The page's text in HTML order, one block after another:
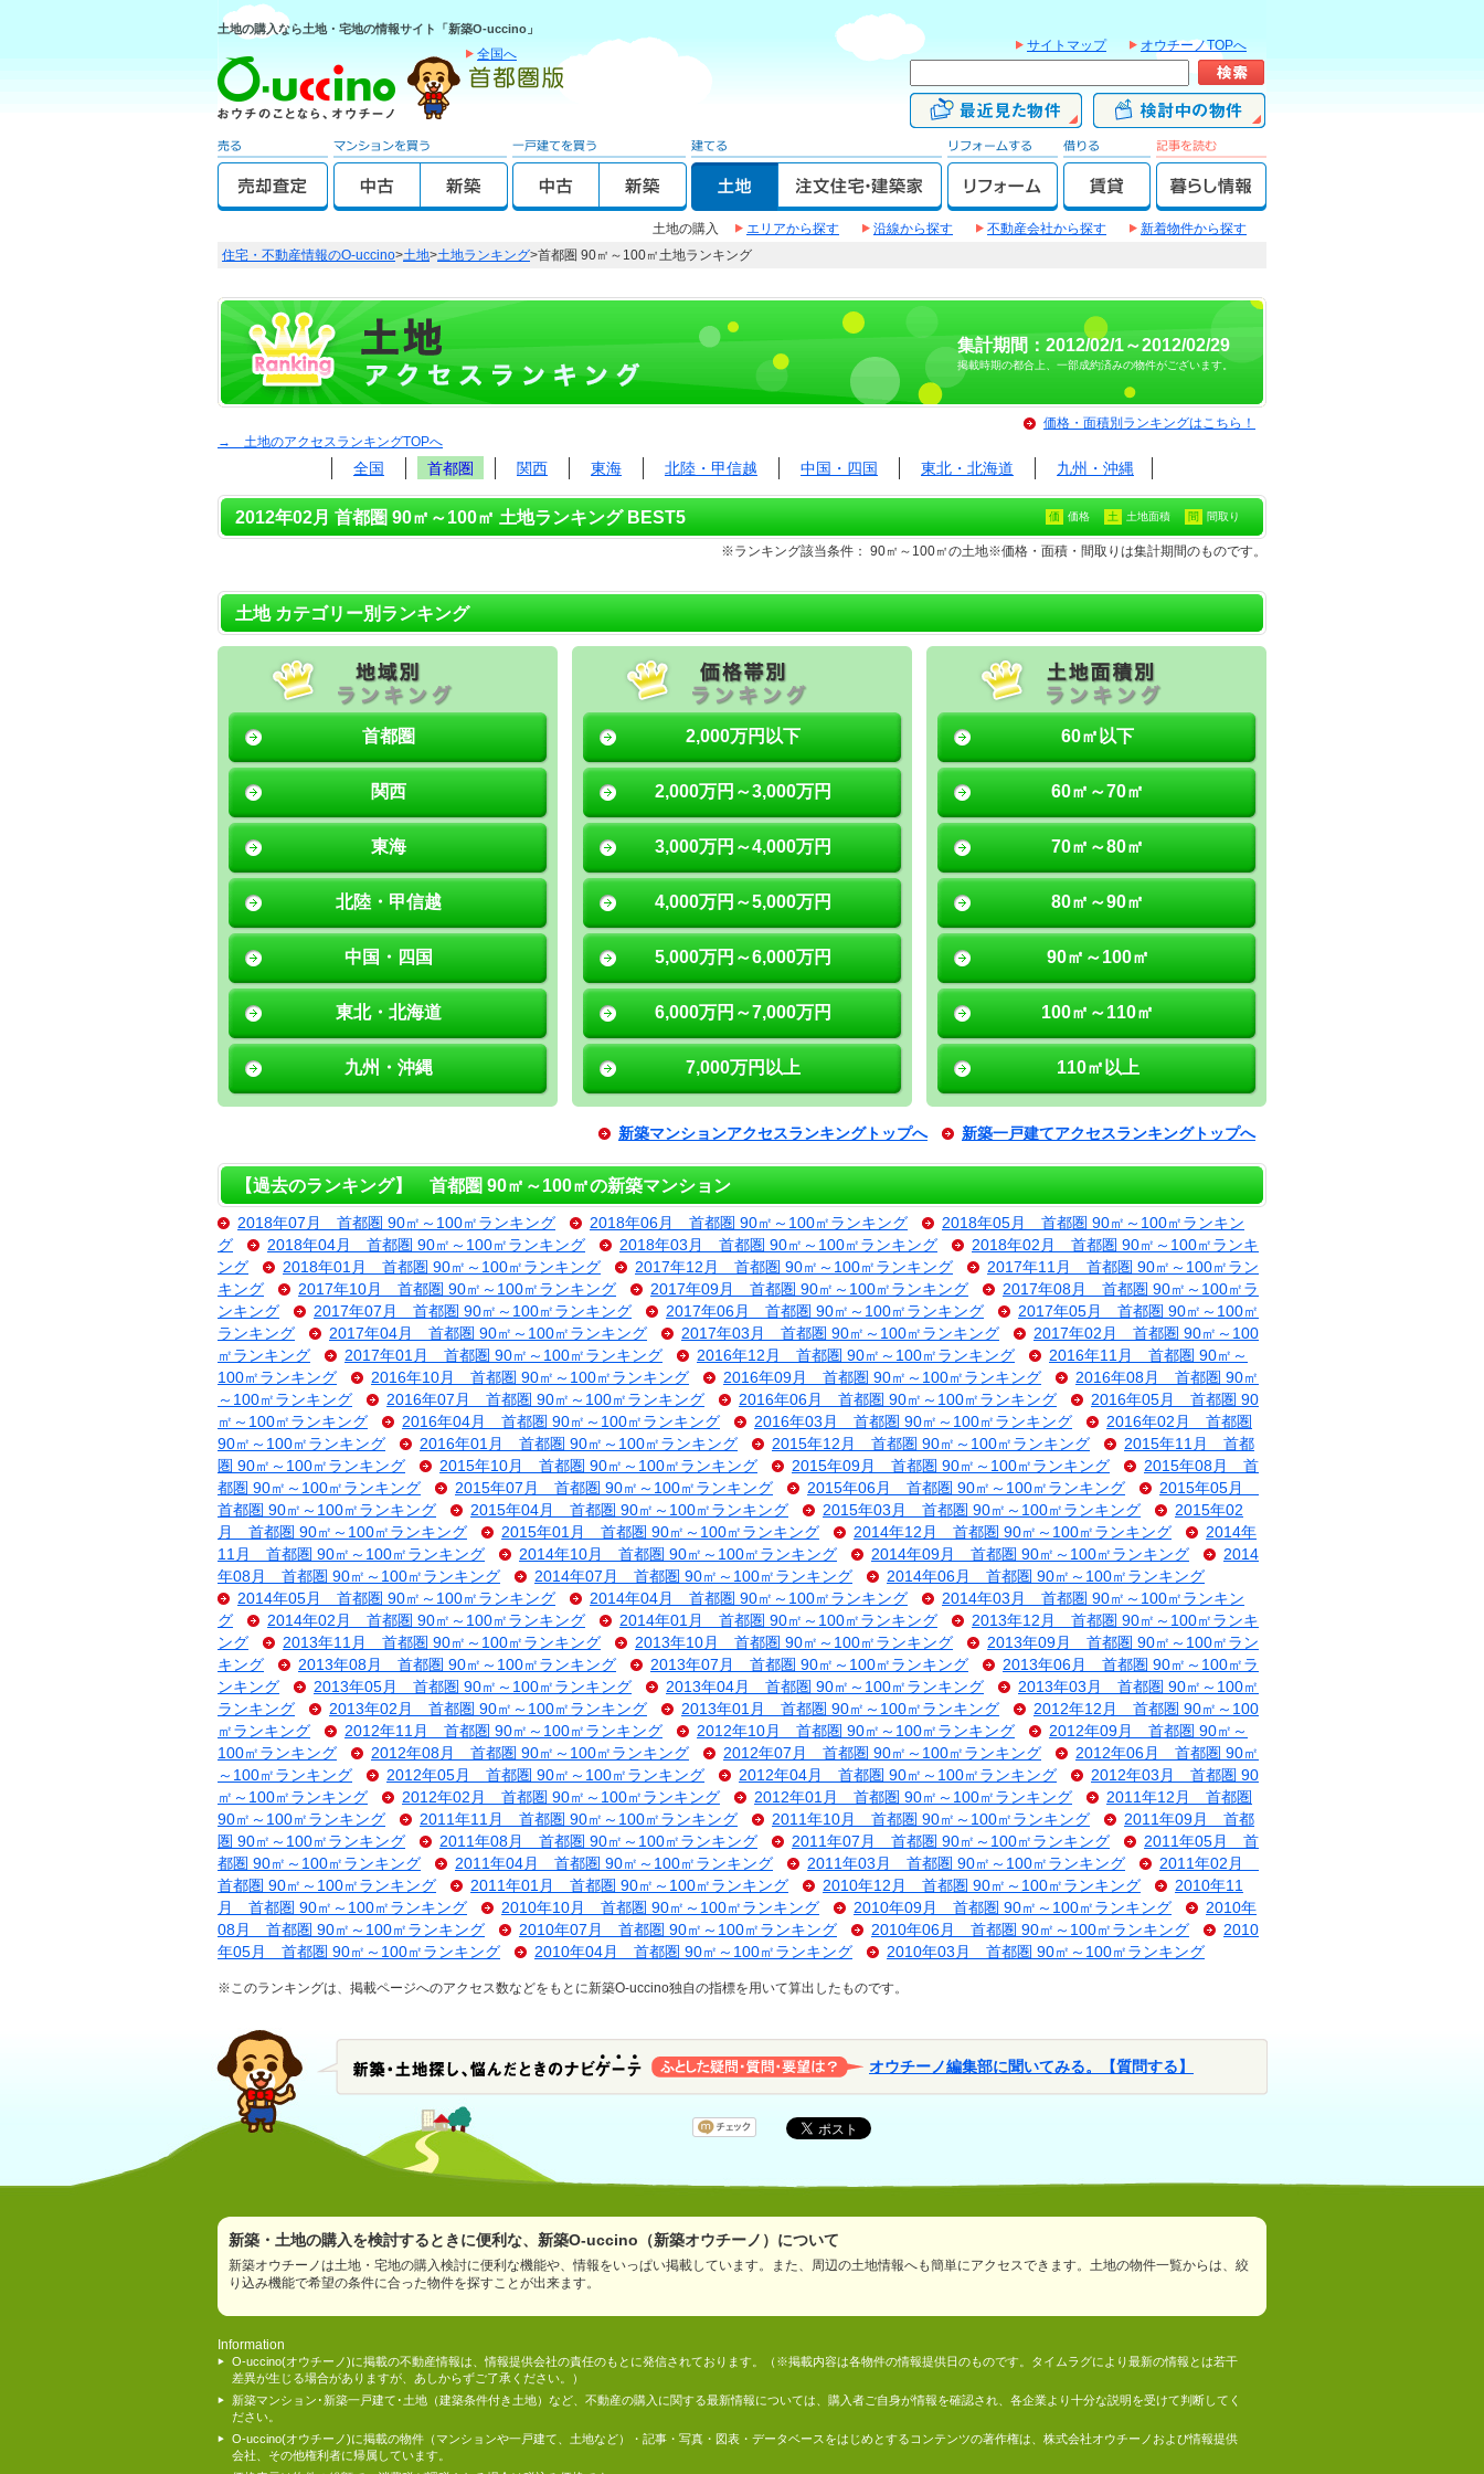
土地の購入なら土地・宅地の情報サイト「新築O-uccino」
全国へ
サイトマップ オウチーノTOPへ
土地の購入 エリアから探す 沿線から探す 不動産会社から探す
新着物件から探す
住宅・不動産情報のO-uccino>土地>土地ランキング>首都圏 90㎡～100㎡土地ランキング
集計期間：2012/02/1～2012/02/29
掲載時期の都合上、一部成約済みの物件がございます。
価格・面積別ランキングはこちら！
→ 土地のアクセスランキングTOPへ
全国 首都圏 関西 東海 北陸・甲信越 中国・四国 東北・北海道 九州・沖縄
2012年02月 首都圏 90㎡～100㎡ 土地ランキング BEST5 価 価格 土 土地面積 間 間取り
※ランキング該当条件： 90㎡～100㎡の土地※価格・面積・間取りは集計期間のものです。
土地 カテゴリー別ランキング
首都圏
関西
東海
北陸・甲信越
中国・四国
東北・北海道
九州・沖縄
2,000万円以下
2,000万円～3,000万円
3,000万円～4,000万円
4,000万円～5,000万円
5,000万円～6,000万円
6,000万円～7,000万円
7,000万円以上
60㎡以下
60㎡～70㎡
70㎡～80㎡
80㎡～90㎡
90㎡～100㎡
100㎡～110㎡
110㎡以上
新築マンションアクセスランキングトップへ 新築一戸建てアクセスランキングトップへ
【過去のランキング】 首都圏 90㎡～100㎡の新築マンション
2018年07月 首都圏 90㎡～100㎡ランキング 2018年06月 首都圏 90㎡～100㎡ランキング
2018年05月 首都圏 90㎡～100㎡ランキン
グ
2018年04月 首都圏 90㎡～100㎡ランキング 2018年03月 首都圏 90㎡～100㎡ランキング
2018年02月 首都圏 90㎡～100㎡ランキ
ング
2018年01月 首都圏 90㎡～100㎡ランキング 2017年12月 首都圏 90㎡～100㎡ランキング
2017年11月 首都圏 90㎡～100㎡ラン
キング
2017年10月 首都圏 90㎡～100㎡ランキング 2017年09月 首都圏 90㎡～100㎡ランキング
2017年08月 首都圏 90㎡～100㎡ラ
ンキング
2017年07月 首都圏 90㎡～100㎡ランキング 2017年06月 首都圏 90㎡～100㎡ランキング
2017年05月 首都圏 90㎡～100㎡
ランキング
2017年04月 首都圏 90㎡～100㎡ランキング 2017年03月 首都圏 90㎡～100㎡ランキング
2017年02月 首都圏 90㎡～100
㎡ランキング
2017年01月 首都圏 90㎡～100㎡ランキング 2016年12月 首都圏 90㎡～100㎡ランキング
2016年11月 首都圏 90㎡～
100㎡ランキング
2016年10月 首都圏 90㎡～100㎡ランキング 2016年09月 首都圏 90㎡～100㎡ランキング
2016年08月 首都圏 90㎡
～100㎡ランキング
2016年07月 首都圏 90㎡～100㎡ランキング 2016年06月 首都圏 90㎡～100㎡ランキング
2016年05月 首都圏 90
㎡～100㎡ランキング
2016年04月 首都圏 90㎡～100㎡ランキング 2016年03月 首都圏 90㎡～100㎡ランキング
2016年02月 首都圏
90㎡～100㎡ランキング
2016年01月 首都圏 90㎡～100㎡ランキング 2015年12月 首都圏 90㎡～100㎡ランキング
2015年11月 首都
圏 90㎡～100㎡ランキング
2015年10月 首都圏 90㎡～100㎡ランキング 2015年09月 首都圏 90㎡～100㎡ランキング
2015年08月 首
都圏 90㎡～100㎡ランキング
2015年07月 首都圏 90㎡～100㎡ランキング 2015年06月 首都圏 90㎡～100㎡ランキング
2015年05月
首都圏 90㎡～100㎡ランキング
2015年04月 首都圏 90㎡～100㎡ランキング 2015年03月 首都圏 90㎡～100㎡ランキング
2015年02
月 首都圏 90㎡～100㎡ランキング
2015年01月 首都圏 90㎡～100㎡ランキング 2014年12月 首都圏 90㎡～100㎡ランキング
2014年
11月 首都圏 90㎡～100㎡ランキング
2014年10月 首都圏 90㎡～100㎡ランキング 2014年09月 首都圏 90㎡～100㎡ランキング
2014
年08月 首都圏 90㎡～100㎡ランキング
2014年07月 首都圏 90㎡～100㎡ランキング
2014年06月 首都圏 90㎡～100㎡ランキング
2014年05月 首都圏 90㎡～100㎡ランキング
2014年04月 首都圏 90㎡～100㎡ランキング
2014年03月 首都圏 90㎡～100㎡ランキン
グ
2014年02月 首都圏 90㎡～100㎡ランキング 2014年01月 首都圏 90㎡～100㎡ランキング
2013年12月 首都圏 90㎡～100㎡ランキ
ング
2013年11月 首都圏 90㎡～100㎡ランキング 2013年10月 首都圏 90㎡～100㎡ランキング
2013年09月 首都圏 90㎡～100㎡ラン
キング
2013年08月 首都圏 90㎡～100㎡ランキング 2013年07月 首都圏 90㎡～100㎡ランキング
2013年06月 首都圏 90㎡～100㎡ラ
ンキング
2013年05月 首都圏 90㎡～100㎡ランキング 2013年04月 首都圏 90㎡～100㎡ランキング
2013年03月 首都圏 90㎡～100㎡
ランキング
2013年02月 首都圏 90㎡～100㎡ランキング 2013年01月 首都圏 90㎡～100㎡ランキング
2012年12月 首都圏 90㎡～100
㎡ランキング
2012年11月 首都圏 90㎡～100㎡ランキング 2012年10月 首都圏 90㎡～100㎡ランキング
2012年09月 首都圏 90㎡～
100㎡ランキング
2012年08月 首都圏 90㎡～100㎡ランキング 2012年07月 首都圏 90㎡～100㎡ランキング
2012年06月 首都圏 90㎡
～100㎡ランキング
2012年05月 首都圏 90㎡～100㎡ランキング 2012年04月 首都圏 90㎡～100㎡ランキング
2012年03月 首都圏 90
㎡～100㎡ランキング
2012年02月 首都圏 90㎡～100㎡ランキング 2012年01月 首都圏 90㎡～100㎡ランキング
2011年12月 首都圏
90㎡～100㎡ランキング
2011年11月 首都圏 90㎡～100㎡ランキング 2011年10月 首都圏 90㎡～100㎡ランキング
2011年09月 首都
圏 90㎡～100㎡ランキング
2011年08月 首都圏 90㎡～100㎡ランキング 2011年07月 首都圏 90㎡～100㎡ランキング
2011年05月 首
都圏 90㎡～100㎡ランキング
2011年04月 首都圏 90㎡～100㎡ランキング 2011年03月 首都圏 90㎡～100㎡ランキング
2011年02月
首都圏 90㎡～100㎡ランキング
2011年01月 首都圏 90㎡～100㎡ランキング 2010年12月 首都圏 90㎡～100㎡ランキング
2010年11
月 首都圏 90㎡～100㎡ランキング
2010年10月 首都圏 90㎡～100㎡ランキング 2010年09月 首都圏 90㎡～100㎡ランキング
2010年
08月 首都圏 90㎡～100㎡ランキング
2010年07月 首都圏 90㎡～100㎡ランキング 2010年06月 首都圏 90㎡～100㎡ランキング
2010
年05月 首都圏 90㎡～100㎡ランキング
2010年04月 首都圏 90㎡～100㎡ランキング 2010年03月 首都圏 90㎡～100㎡ランキング
※このランキングは、掲載ページへのアクセス数などをもとに新築O-uccino独自の指標を用いて算出したものです。
オウチーノ編集部に聞いてみる。【質問する】
新築・土地の購入を検討するときに便利な、新築O-uccino（新築オウチーノ）について
新築オウチーノは土地・宅地の購入検討に便利な機能や、情報をいっぱい掲載しています。また、周辺の土地情報へも簡単にアクセスできます。土地の物件一覧からは、絞
り込み機能で希望の条件に合った物件を探すことが出来ます。
Information
O-uccino(オウチーノ)に掲載の不動産情報は、情報提供会社の責任のもとに発信されております。（※掲載内容は各物件の情報提供日のものです。タイムラグにより最新の情報とは若干
差異が生じる場合がありますが、あしからずご了承ください。）
新築マンション･新築一戸建て･土地（建築条件付き土地）など、不動産の購入に関する最新情報については、購入者ご自身が情報を確認され、各企業より十分な説明を受けて判断してく
ださい。
O-uccino(オウチーノ)に掲載の物件（マンションや一戸建て、土地など）・記事・写真・図表・データベースをはじめとするコンテンツの著作権は、株式会社オウチーノおよび情報提供
会社、その他権利者に帰属しています。